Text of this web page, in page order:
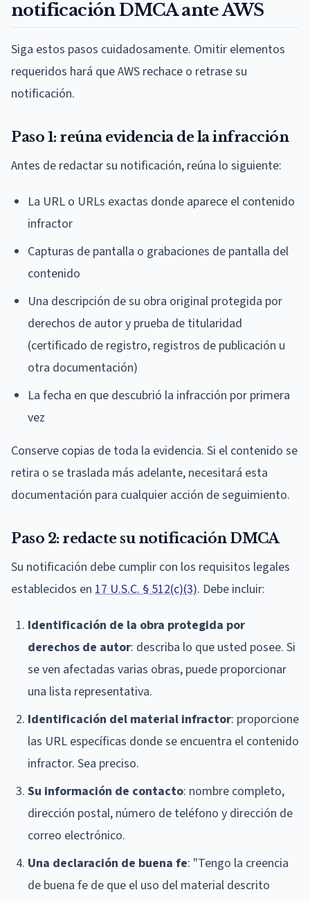
notificación DMCA ante AWS
Siga estos pasos cuidadosamente. Omitir elementos
requeridos hará que AWS rechace o retrase su
notificación.
Paso 1: reúna evidencia de la infracción
Antes de redactar su notificación, reúna lo siguiente:
La URL o URLs exactas donde aparece el contenido
infractor
Capturas de pantalla o grabaciones de pantalla del
contenido
Una descripción de su obra original protegida por
derechos de autor y prueba de titularidad
(certificado de registro, registros de publicación u
otra documentación)
La fecha en que descubrió la infracción por primera
vez
Conserve copias de toda la evidencia. Si el contenido se
retira o se traslada más adelante, necesitará esta
documentación para cualquier acción de seguimiento.
Paso 2: redacte su notificación DMCA
Su notificación debe cumplir con los requisitos legales
establecidos en 17 U.S.C. § 512(c)(3). Debe incluir:
Identificación de la obra protegida por
derechos de autor: describa lo que usted posee. Si
se ven afectadas varias obras, puede proporcionar
una lista representativa.
Identificación del material infractor: proporcione
las URL específicas donde se encuentra el contenido
infractor. Sea preciso.
Su información de contacto: nombre completo,
dirección postal, número de teléfono y dirección de
correo electrónico.
Una declaración de buena fe: "Tengo la creencia
de buena fe de que el uso del material descrito